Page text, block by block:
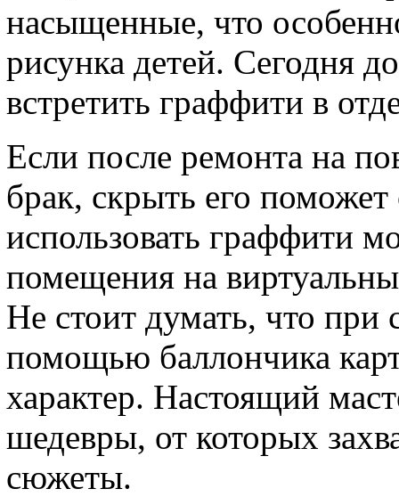
насыщенные, что
рисунка детей. Сегодня
встретить граффити в
Если после ремонта на
брак, скрыть его
использовать граффити
помещения на
Не стоит думать, что при
помощью баллончика
характер. Настоящий
шедевры, от которых
сюжеты.